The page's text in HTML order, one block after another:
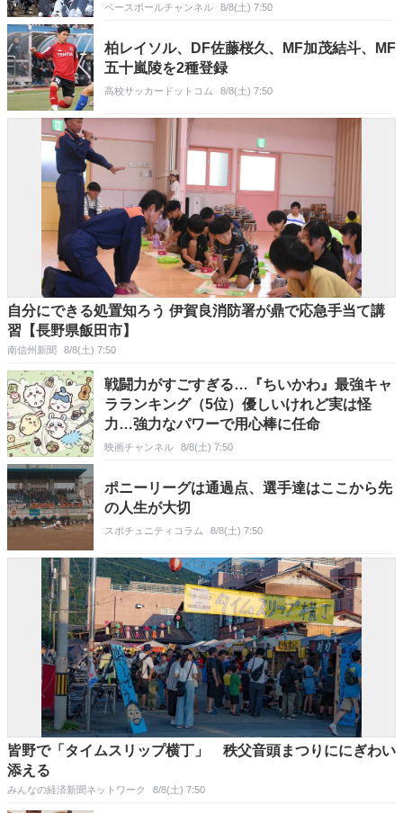
ベースボールチャンネル 8/8(土) 7:50
柏レイソル、DF佐藤桜久、MF加茂結斗、MF
五十嵐陵を2種登録
高校サッカードットコム 8/8(土) 7:50
自分にできる処置知ろう 伊賀良消防署が鼎で応急手当て講
習【長野県飯田市】
南信州新聞 8/8(土) 7:50
戦闘力がすごすぎる…『ちいかわ』最強キャ
ラランキング（5位）優しいけれど実は怪
力…強力なパワーで用心棒に任命
映画チャンネル 8/8(土) 7:50
ポニーリーグは通過点、選手達はここから先
の人生が大切
スポチュニティコラム 8/8(土) 7:50
皆野で「タイムスリップ横丁」 秩父音頭まつりににぎわい
添える
みんなの経済新聞ネットワーク 8/8(土) 7:50